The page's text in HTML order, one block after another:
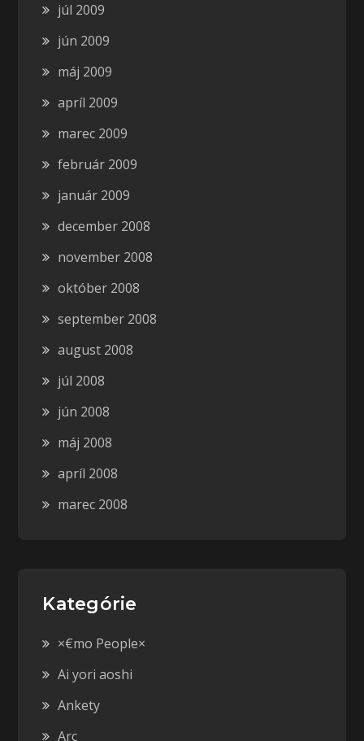
júl 2009
jún 2009
máj 2009
apríl 2009
marec 2009
február 2009
január 2009
december 2008
november 2008
október 2008
september 2008
august 2008
júl 2008
jún 2008
máj 2008
apríl 2008
marec 2008
Kategórie
×€mo People×
Ai yori aoshi
Ankety
Arc